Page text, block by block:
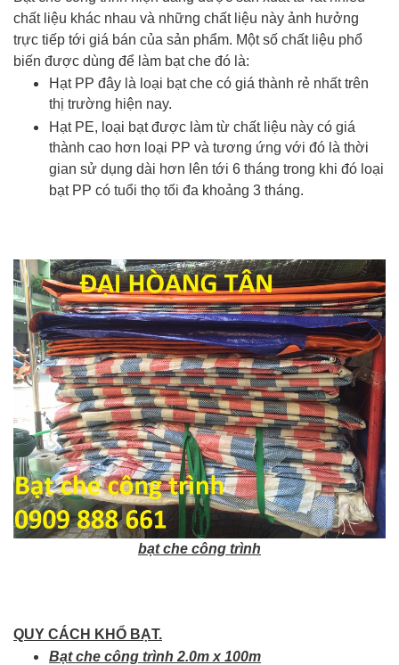
chất liệu khác nhau và những chất liệu này ảnh hưởng
trực tiếp tới giá bán của sản phẩm. Một số chất liệu phổ
biến được dùng để làm bạt che đó là:
Hạt PP đây là loại bạt che có giá thành rẻ nhất trên
thị trường hiện nay.
Hạt PE, loại bạt được làm từ chất liệu này có giá
thành cao hơn loại PP và tương ứng với đó là thời
gian sử dụng dài hơn lên tới 6 tháng trong khi đó loại
bạt PP có tuổi thọ tối đa khoảng 3 tháng.
bạt che công trình
QUY CÁCH KHỔ BẠT.
Bạt che công trình 2.0m x 100m